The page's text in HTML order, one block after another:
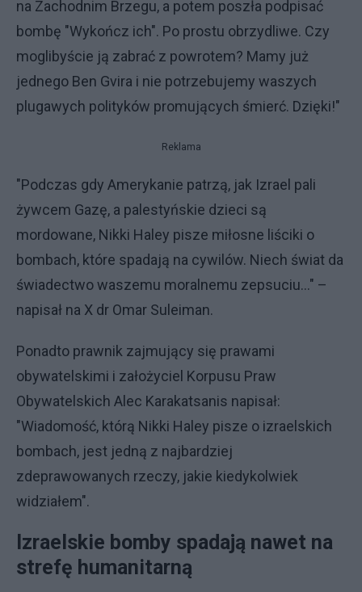
na Zachodnim Brzegu, a potem poszła podpisać
bombę "Wykończ ich". Po prostu obrzydliwe. Czy
moglibyście ją zabrać z powrotem? Mamy już
jednego Ben Gvira i nie potrzebujemy waszych
plugawych polityków promujących śmierć. Dzięki!"
Reklama
"Podczas gdy Amerykanie patrzą, jak Izrael pali
żywcem Gazę, a palestyńskie dzieci są
mordowane, Nikki Haley pisze miłosne liściki o
bombach, które spadają na cywilów. Niech świat da
świadectwo waszemu moralnemu zepsuciu..." –
napisał na X dr Omar Suleiman.
Ponadto prawnik zajmujący się prawami
obywatelskimi i założyciel Korpusu Praw
Obywatelskich Alec Karakatsanis napisał:
"Wiadomość, którą Nikki Haley pisze o izraelskich
bombach, jest jedną z najbardziej
zdeprawowanych rzeczy, jakie kiedykolwiek
widziałem".
Izraelskie bomby spadają nawet na
strefę humanitarną